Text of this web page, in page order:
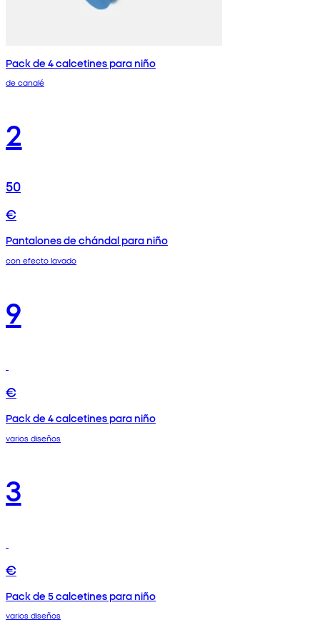
Pack de 4 calcetines para niño
de canalé
2
50
€
Pantalones de chándal para niño
con efecto lavado
9
€
Pack de 4 calcetines para niño
varios diseños
3
€
Pack de 5 calcetines para niño
varios diseños